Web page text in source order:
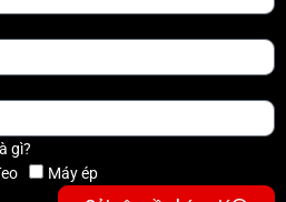
gì?
Máy ép